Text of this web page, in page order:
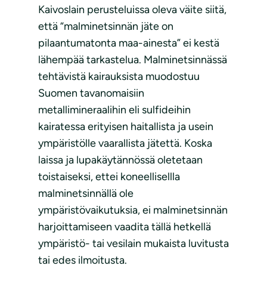
Kaivoslain perusteluissa oleva väite siitä,
että “malminetsinnän jäte on
pilaantumatonta maa-ainesta” ei kestä
lähempää tarkastelua. Malminetsinnässä
tehtävistä kairauksista muodostuu
Suomen tavanomaisiin
metallimineraalihin eli sulfideihin
kairatessa erityisen haitallista ja usein
ympäristölle vaarallista jätettä. Koska
laissa ja lupakäytännössä oletetaan
toistaiseksi, ettei koneellisellla
malminetsinnällä ole
ympäristövaikutuksia, ei malminetsinnän
harjoittamiseen vaadita tällä hetkellä
ympäristö- tai vesilain mukaista luvitusta
tai edes ilmoitusta.